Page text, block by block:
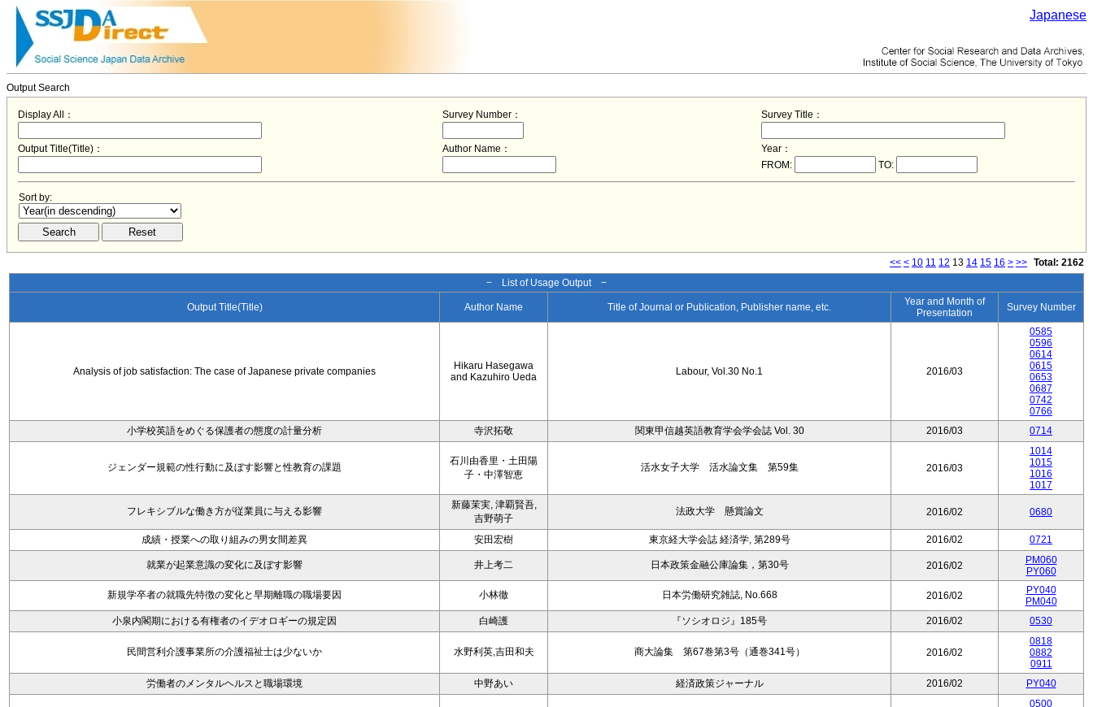
Japanese
Output Search
Display All： Survey Number： Survey Title：
Output Title(Title)： Author Name：
Year：
FROM:
TO:
Sort by:
<< < 10 11 12 13 14 15 16 > >> Total: 2162
− List of Usage Output −
Output Title(Title) Author Name Title of Journal or Publication, Publisher name, etc.
Year and Month of
Presentation
Survey Number
Analysis of job satisfaction: The case of Japanese private companies
Hikaru Hasegawa
and Kazuhiro Ueda
Labour, Vol.30 No.1 2016/03
0585
0596
0614
0615
0653
0687
0742
0766
小学校英語をめぐる保護者の態度の計量分析
寺沢拓敬 関東甲信越英語教育学会学会誌 Vol. 30 2016/03 0714
ジェンダー規範の性行動に及ぼす影響と性教育の課題
石川由香里・土田陽
子・中澤智恵
活水女子大学 活水論文集 第59集 2016/03
1014
1015
1016
1017
フレキシブルな働き方が従業員に与える影響
新藤茉実, 津覇賢吾,
吉野萌子
法政大学 懸賞論文 2016/02 0680
成績・授業への取り組みの男女間差異 安田宏樹 東京経大学会誌 経済学, 第289号 2016/02 0721
就業が起業意識の変化に及ぼす影響 井上考二 日本政策金融公庫論集，第30号 2016/02
PM060
PY060
新規学卒者の就職先特徴の変化と早期離職の職場要因 小林徹 日本労働研究雑誌, No.668 2016/02
PY040
PM040
小泉内閣期における有権者のイデオロギーの規定因
白崎護 『ソシオロジ』185号 2016/02 0530
民間営利介護事業所の介護福祉士は少ないか 水野利英,吉田和夫 商大論集 第67巻第3号（通巻341号） 2016/02
0818
0882
0911
労働者のメンタルヘルスと職場環境
中野あい 経済政策ジャーナル 2016/02 PY040
0500